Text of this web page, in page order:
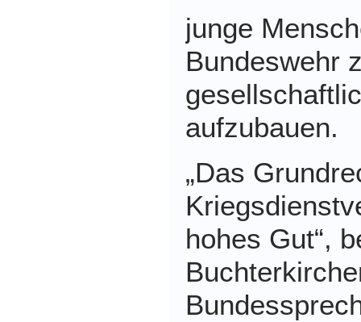
junge
Bundeswehr
aufzubauen.
„Das
hohes Gut“,